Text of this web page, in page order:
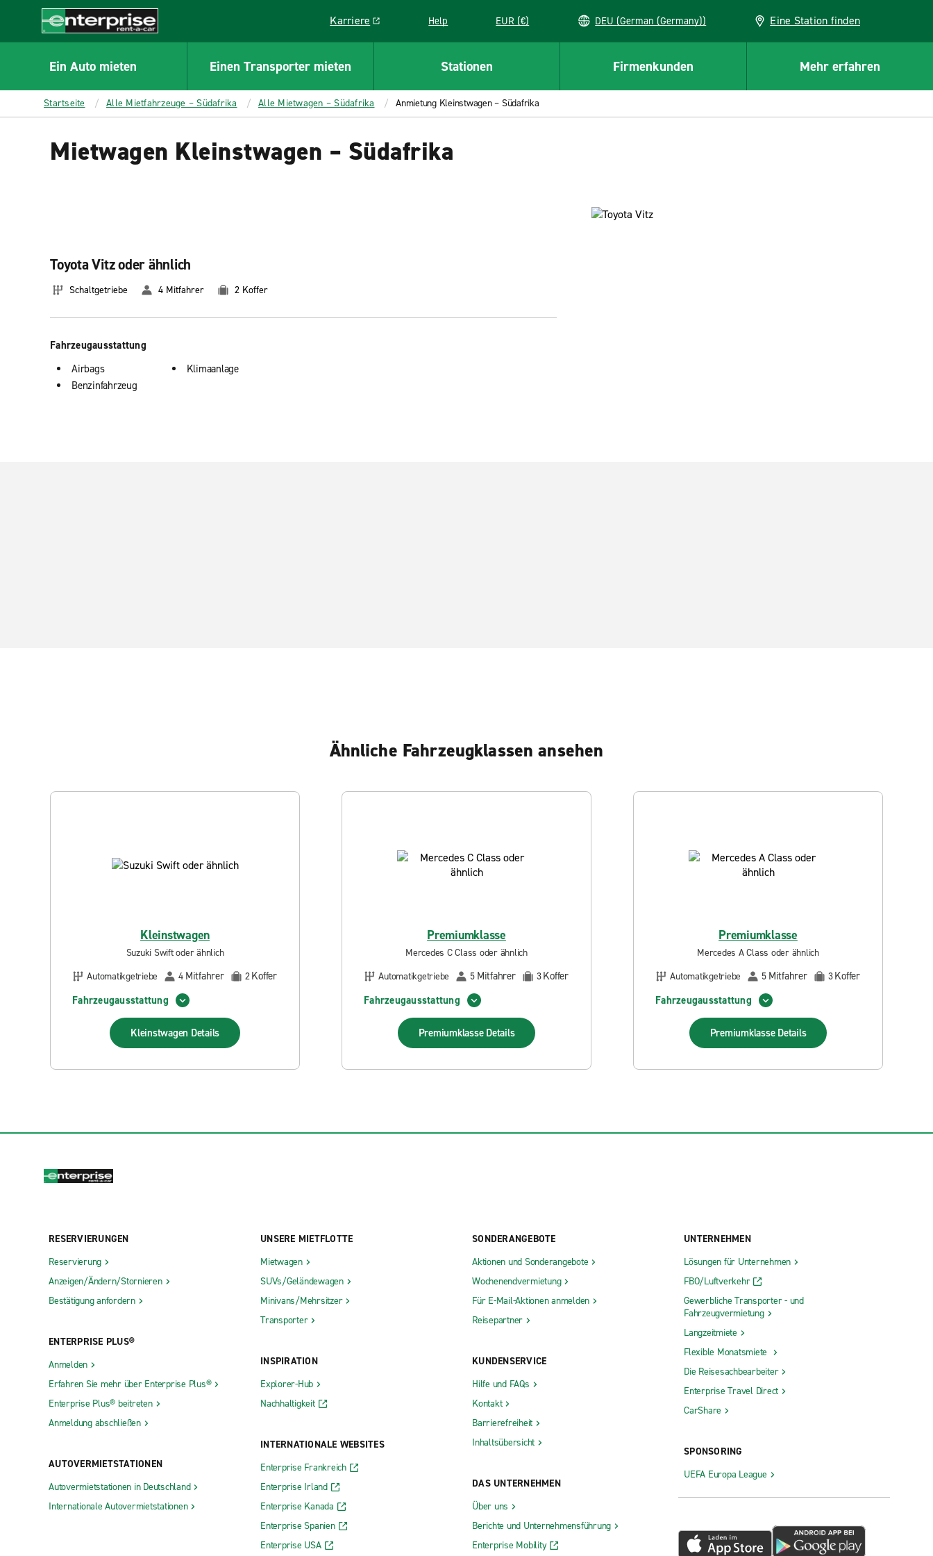
CONTENT
Enterprise
Karriere
Link opens in a new window
Help EUR (€) DEU (German (Germany)) Eine Station finden
Ein Auto mieten Einen Transporter mieten Stationen Firmenkunden Mehr erfahren
Startseite Alle Mietfahrzeuge – Südafrika Alle Mietwagen – Südafrika Anmietung Kleinstwagen – Südafrika
Mietwagen Kleinstwagen – Südafrika
Toyota Vitz oder ähnlich
Schaltgetriebe 4 Mitfahrer 2 Koffer
Fahrzeugausstattung
Airbags
Benzinfahrzeug
Klimaanlage
Ähnliche Fahrzeugklassen ansehen
Kleinstwagen
Suzuki Swift oder ähnlich
Automatikgetriebe
4 Mitfahrer 2Koffer
Fahrzeugausstattung
Kleinstwagen Details
Premiumklasse
Mercedes C Class oder ähnlich
Automatikgetriebe
5 Mitfahrer 3Koffer
Fahrzeugausstattung
Premiumklasse Details
Premiumklasse
Mercedes A Class oder ähnlich
Automatikgetriebe
5 Mitfahrer 3Koffer
Fahrzeugausstattung
Premiumklasse Details
RESERVIERUNGEN
Reservierung
Anzeigen/Ändern/Stornieren
Bestätigung anfordern
ENTERPRISE PLUS®
Anmelden
Erfahren Sie mehr über Enterprise Plus®
Enterprise Plus® beitreten
Anmeldung abschließen
AUTOVERMIETSTATIONEN
Autovermietstationen in Deutschland
Internationale Autovermietstationen
UNSERE MIETFLOTTE
Mietwagen
SUVs/Geländewagen
Minivans/Mehrsitzer
Transporter
INSPIRATION
Explorer-Hub
Nachhaltigkeit
INTERNATIONALE WEBSITES
Enterprise Frankreich
Enterprise Irland
Enterprise Kanada
Enterprise Spanien
Enterprise USA
SONDERANGEBOTE
Aktionen und Sonderangebote
Wochenendvermietung
Für E-Mail-Aktionen anmelden
Reisepartner
KUNDENSERVICE
Hilfe und FAQs
Kontakt
Barrierefreiheit
Inhaltsübersicht
DAS UNTERNEHMEN
Über uns
Berichte und Unternehmensführung
Enterprise Mobility
UNTERNEHMEN
Lösungen für Unternehmen
FBO/Luftverkehr
Gewerbliche Transporter - und
Fahrzeugvermietung
Langzeitmiete
Flexible Monatsmiete
Die Reisesachbearbeiter
Enterprise Travel Direct
CarShare
SPONSORING
UEFA Europa League